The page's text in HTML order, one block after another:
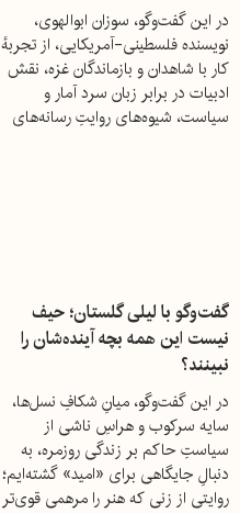
در این گفت‌وگو، سوزان ابوالهوی،
نویسنده فلسطینی-آمریکایی، از تجربهٔ
کار با شاهدان و بازماندگان غزه، نقش
ادبیات در برابر زبان سرد آمار و
سیاست، شیوه‌های روایتِ رسانه‌های
گفت‌وگو با لیلی گلستان؛ حیف
نیست این همه بچه آینده‌شان را
نبینند؟
در این گفت‌وگو، میانِ شکافِ نسل‌ها،
سایه‌ سرکوب و هراسِ ناشی از
سیاستِ حاکم بر زندگی روزمره، به
دنبالِ جایگاهی برای «امید» گشته‌ایم؛
روایتی از زنی که هنر را مرهمی قوی‌تر